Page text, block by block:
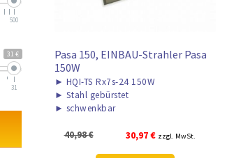
Pasa 150, EINBAU-Strahler Pasa
150W
► HQI-TS Rx7s-24 150W
► Stahl gebürstet
► schwenkbar
40,98€
Ursprünglicher
30,97€Aktueller
zzgl. MwSt.
500
31 €
31